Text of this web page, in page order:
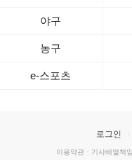
야구
농구
e-스포츠
로그인
이용약관 · 기사배열책